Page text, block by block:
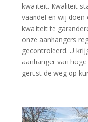
kwaliteit. Kwaliteit
vaandel en wij doen
kwaliteit te
onze aanhangers
gecontroleerd. U
aanhanger van
gerust de weg op